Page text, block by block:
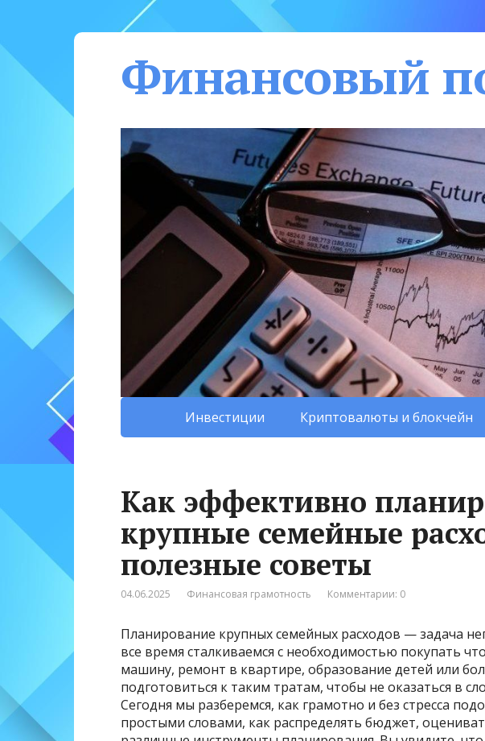
Финансовый
Инвестиции Криптовалюты и блокчейн
Как эффективно
крупные семейные
полезные советы
04.06.2025 Финансовая грамотность Комментарии: 0
Планирование крупных семейных расходов — задача
все время сталкиваемся с необходимостью покупать
машину, ремонт в квартире, образование детей или
подготовиться к таким тратам, чтобы не оказаться в
Сегодня мы разберемся, как грамотно и без стресса
простыми словами, как распределять бюджет,